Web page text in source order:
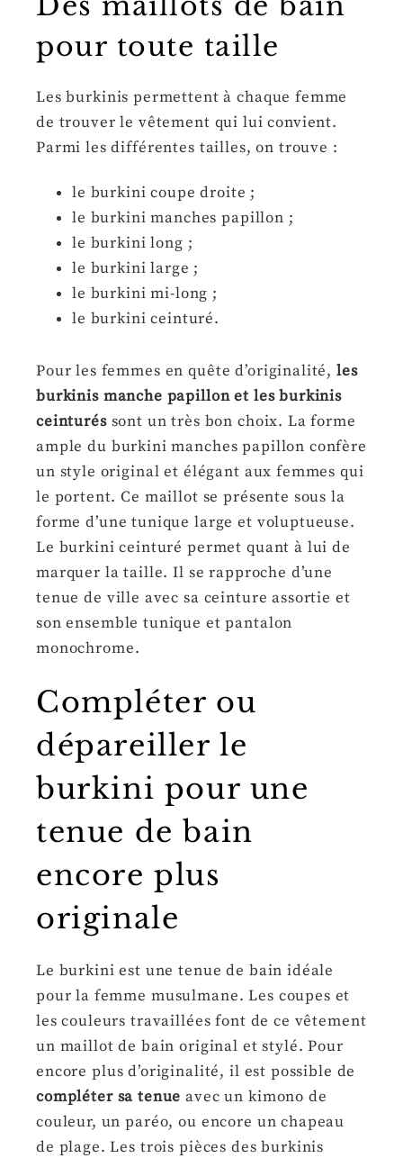
pour toute taille
Les burkinis permettent à chaque femme
de trouver le vêtement qui lui convient.
Parmi les différentes tailles, on trouve :
le burkini coupe droite ;
le burkini manches papillon ;
le burkini long ;
le burkini large ;
le burkini mi-long ;
le burkini ceinturé.
Pour les femmes en quête d’originalité, les
burkinis manche papillon et les burkinis
ceinturéssont un très bon choix. La forme
ample du burkini manches papillon confère
un style original et élégant aux femmes qui
le portent. Ce maillot se présente sous la
forme d’une tunique large et voluptueuse.
Le burkini ceinturé permet quant à lui de
marquer la taille. Il se rapproche d’une
tenue de ville avec sa ceinture assortie et
son ensemble tunique et pantalon
monochrome.
Compléter ou
dépareiller le
burkini pour une
tenue de bain
encore plus
originale
Le burkini est une tenue de bain idéale
pour la femme musulmane. Les coupes et
les couleurs travaillées font de ce vêtement
un maillot de bain original et stylé. Pour
encore plus d’originalité, il est possible de
compléter sa tenueavec un kimono de
couleur, un paréo, ou encore un chapeau
de plage. Les trois pièces des burkinis